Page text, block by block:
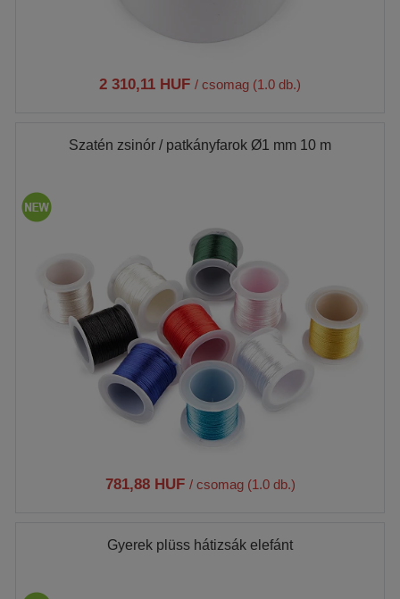
2 310,11 HUF / csomag (1.0 db.)
Szatén zsinór / patkányfarok Ø1 mm 10 m
781,88 HUF / csomag (1.0 db.)
Gyerek plüss hátizsák elefánt